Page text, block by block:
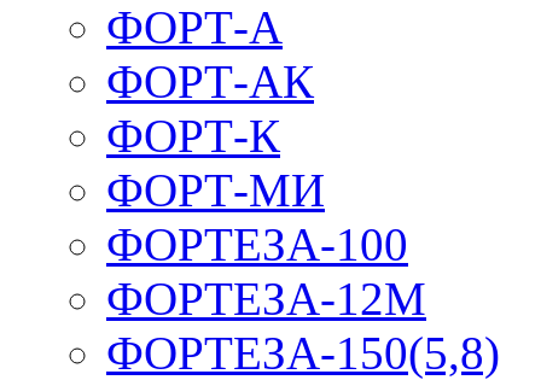
ФОРТ-А
ФОРТ-АК
ФОРТ-К
ФОРТ-МИ
ФОРТЕЗА-100
ФОРТЕЗА-12М
ФОРТЕЗА-150(5,8)